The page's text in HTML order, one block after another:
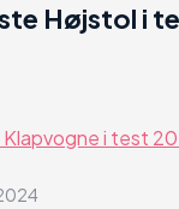
Højstol i